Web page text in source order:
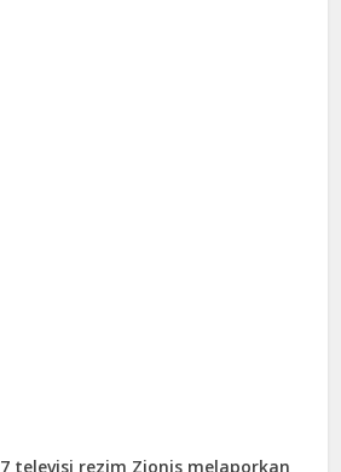
televisi rezim Zionis melaporkan